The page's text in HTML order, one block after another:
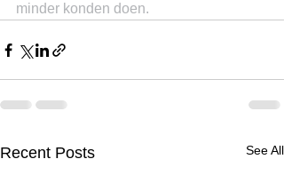
minder konden doen.
Recent Posts See All